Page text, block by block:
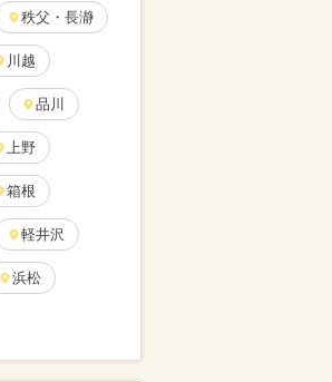
秩父・長瀞
川越
品川
上野
箱根
軽井沢
浜松